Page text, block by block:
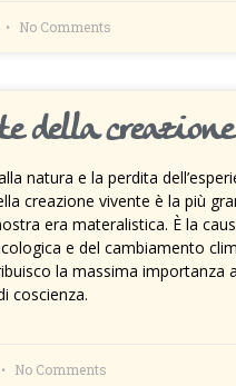
No Comments
della creazione
natura e la perdita
creazione vivente è la più
era materalistica. È la
e del cambiamento
la massima importanza
coscienza.
No Comments